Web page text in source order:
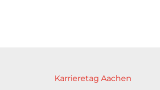
Karrieretag Aachen